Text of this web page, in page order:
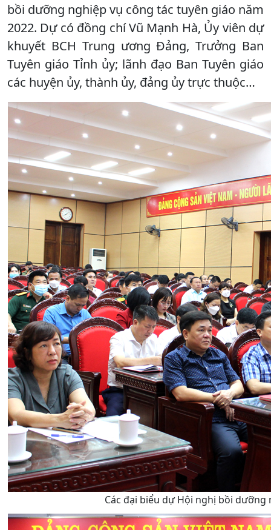
bồi dưỡng nghiệp vụ công tác tuyên giáo năm
2022. Dự có đồng chí Vũ Mạnh Hà, Ủy viên dự
khuyết BCH Trung ương Đảng, Trưởng Ban
Tuyên giáo Tỉnh ủy; lãnh đạo Ban Tuyên giáo
các huyện ủy, thành ủy, đảng ủy trực thuộc…
Các đại biểu dự Hội nghị bồi